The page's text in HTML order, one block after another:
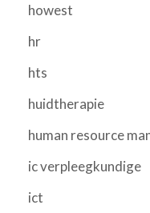
howest
hr
hts
huidtherapie
human resource
ic verpleegkundige
ict